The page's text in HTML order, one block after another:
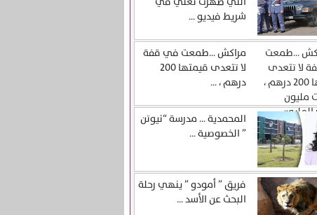
شريط فيديو ...
مراكش …طمعت في قفة
لا تتعدى قيمتها 200
درهم ، ...
المحمدية … مدرسة “نيوتن
” الخصوصية ...
فريق ” أمودو ” ينهي رحلة
البحث عن الأسد ...